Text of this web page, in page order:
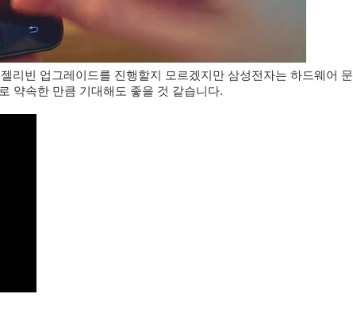
리빈 업그레이드를 진행할지 모르겠지만 삼성전자는 하드웨어 문
약속한 만큼 기대해도 좋을 것 같습니다.